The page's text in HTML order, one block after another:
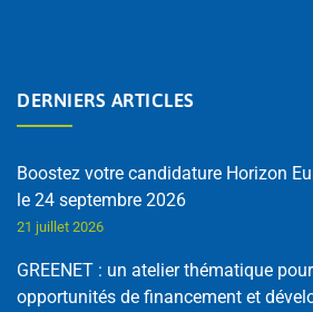
DERNIERS ARTICLES
Boostez votre candidature Horizon
le 24 septembre 2026
21 juillet 2026
GREENET : un atelier thématique
opportunités de financement et